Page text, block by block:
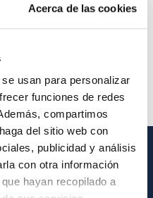
Acerca de las cookies
usan para personalizar
funciones de redes
compartimos
del sitio web con
publicidad y análisis
con otra información
hayan recopilado a